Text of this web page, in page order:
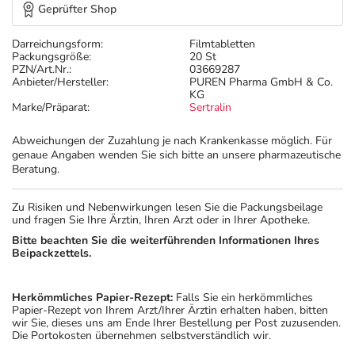
Darreichungsform:
Filmtabletten
Packungsgröße:
20 St
PZN/Art.Nr.:
03669287
Anbieter/Hersteller:
PUREN Pharma GmbH & Co.
KG
Marke/Präparat:
Sertralin
Abweichungen der Zuzahlung je nach Krankenkasse möglich. Für
genaue Angaben wenden Sie sich bitte an unsere pharmazeutische
Beratung.
Geprüfter Shop
Zu Risiken und Nebenwirkungen lesen Sie die Packungsbeilage
und fragen Sie Ihre Ärztin, Ihren Arzt oder in Ihrer Apotheke.
Bitte beachten Sie die weiterführenden Informationen Ihres
Beipackzettels.
Herkömmliches Papier-Rezept: Falls Sie ein herkömmliches
Papier-Rezept von Ihrem Arzt/Ihrer Ärztin erhalten haben, bitten
wir Sie, dieses uns am Ende Ihrer Bestellung per Post zuzusenden.
Die Portokosten übernehmen selbstverständlich wir.